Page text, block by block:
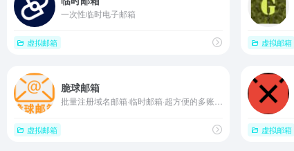
一次性临时电子邮箱
虚拟邮箱 虚拟邮箱
脆球邮箱
虚拟邮箱 虚拟邮箱